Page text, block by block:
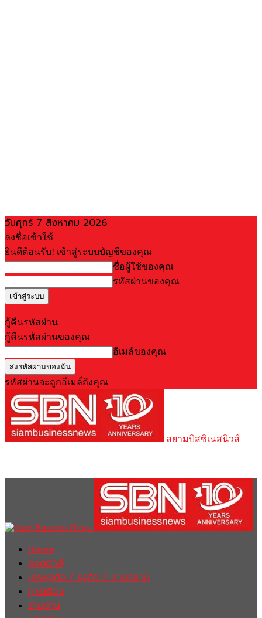
วันศุกร์ 7 สิงหาคม 2026
ลงชื่อเข้าใช้
ยินดีต้อนรับ! เข้าสู่ระบบบัญชีของคุณ
ชื่อผู้ใช้ของคุณ
รหัสผ่านของคุณ
กู้คืนรหัสผ่าน
กู้คืนรหัสผ่านของคุณ
อีเมล์ของคุณ
รหัสผ่านจะถูกอีเมล์ถึงคุณ
สยามบิสซิเนสนิวส์
Home
ฮอตนิวส์
เศรษฐกิจ / ธุรกิจ / การตลาด
การเมือง
รายงาน